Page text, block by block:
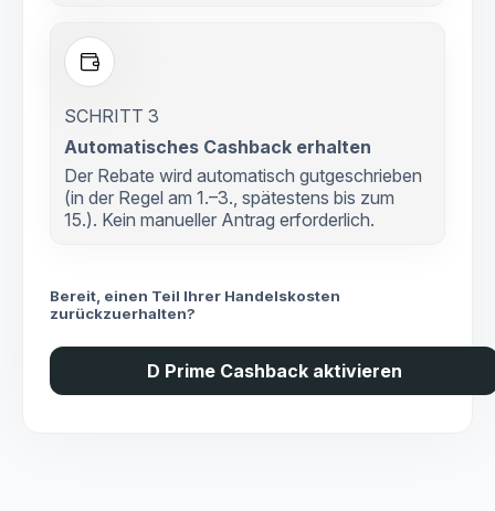
SCHRITT 3
Automatisches Cashback erhalten
Der Rebate wird automatisch gutgeschrieben
(in der Regel am 1.–3., spätestens bis zum
15.). Kein manueller Antrag erforderlich.
Bereit, einen Teil Ihrer Handelskosten
zurückzuerhalten?
D Prime Cashback aktivieren